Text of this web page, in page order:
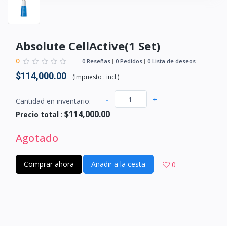
Absolute CellActive(1 Set)
0 0 Reseñas 0 Pedidos 0 Lista de deseos
$114,000.00 (Impuesto : incl.)
Cantidad en inventario: - +
Precio total : $114,000.00
Agotado
Comprar ahora Añadir a la cesta 0